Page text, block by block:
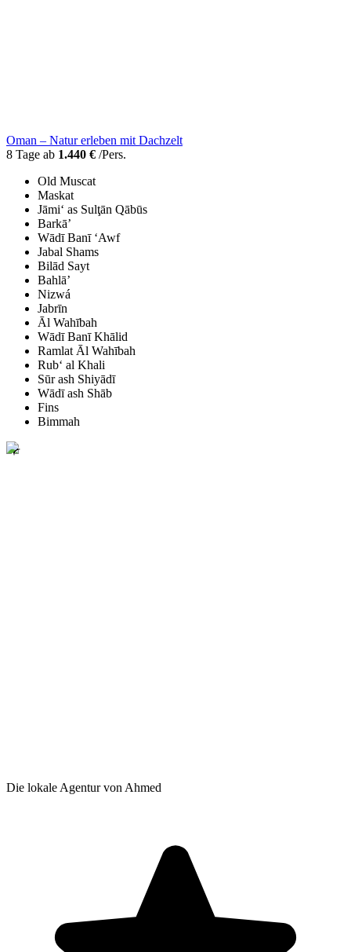
Oman – Natur erleben mit Dachzelt
8 Tage ab 1.440 € /Pers.
Old Muscat
Maskat
Jāmi‘ as Sulţān Qābūs
Barkā’
Wādī Banī ‘Awf
Jabal Shams
Bilād Sayt
Bahlā’
Nizwá
Jabrīn
Āl Wahībah
Wādī Banī Khālid
Ramlat Āl Wahībah
Rub‘ al Khali
Sūr ash Shiyādī
Wādī ash Shāb
Fins
Bimmah
Die lokale Agentur von Ahmed